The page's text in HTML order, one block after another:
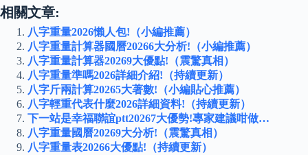
相關文章:
八字重量2026懶人包!（小編推薦）
八字重量計算器國曆20266大分析!（小編推薦）
八字重量計算器20269大優點!（震驚真相）
八字重量準嗎2026詳細介紹!（持續更新）
八字斤兩計算20265大著數!（小編貼心推薦）
八字輕重代表什麼2026詳細資料!（持續更新）
下一站是幸福聯誼ptt20267大優勢!專家建議咁做…
八字重量國曆20269大分析!（震驚真相）
八字重量表20266大優點!（持續更新）